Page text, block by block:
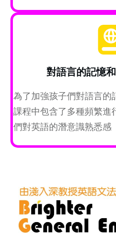
對語言的記憶
為了加強孩子們對語言的
課程中包含了多種頻繁進
們對英語的潛意識熟悉感